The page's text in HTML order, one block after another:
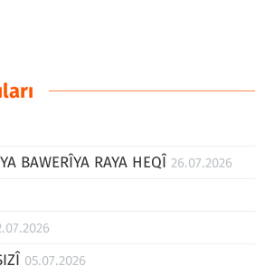
BAWERÎYA RAYA HEQÎ26.07.2026
05.07.2026